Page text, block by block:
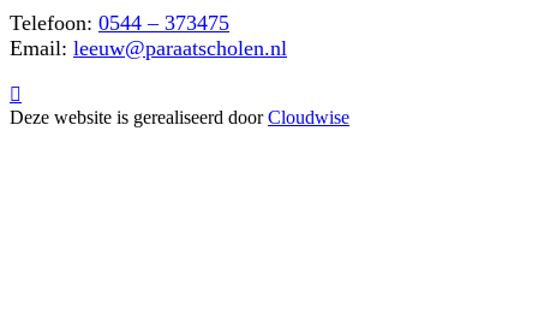
Telefoon: 0544 – 373475
Email: leeuw@paraatscholen.nl

Deze website is gerealiseerd doorCloudwise